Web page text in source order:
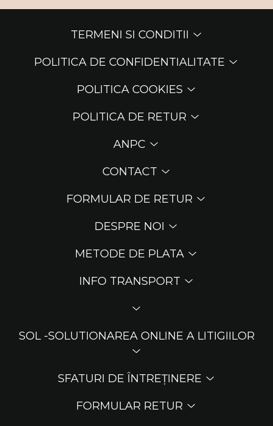
TERMENI SI CONDITII
POLITICA DE CONFIDENTIALITATE
POLITICA COOKIES
POLITICA DE RETUR
ANPC
CONTACT
FORMULAR DE RETUR
DESPRE NOI
METODE DE PLATA
INFO TRANSPORT
SOL -SOLUTIONAREA ONLINE A LITIGIILOR
SFATURI DE ÎNTREȚINERE
FORMULAR RETUR